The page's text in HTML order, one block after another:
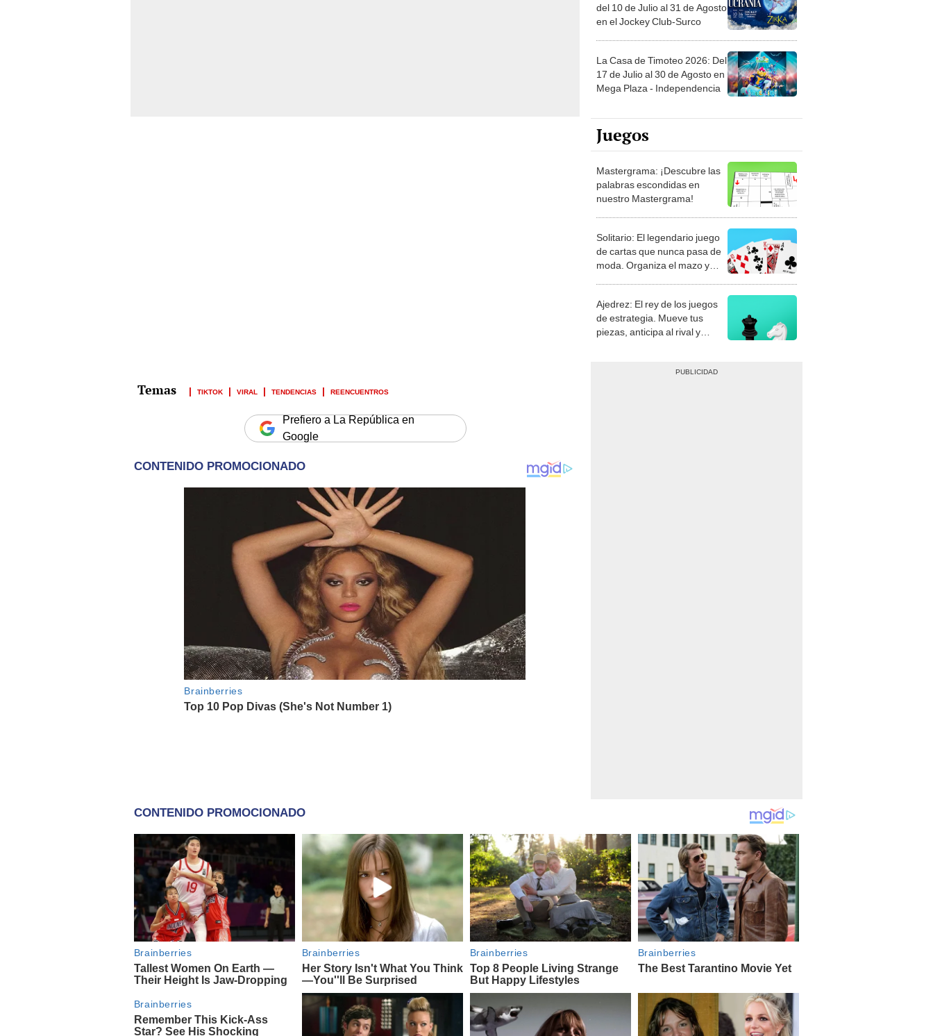
TIKTOK VIRAL TENDENCIAS REENCUENTROS
Prefiero a La República en
Google
del 10 de Julio al 31 de Agosto
en el Jockey Club-Surco
La Casa de Timoteo 2026: Del
17 de Julio al 30 de Agosto en
Mega Plaza - Independencia
Juegos
Mastergrama: ¡Descubre las
palabras escondidas en
nuestro Mastergrama!
Solitario: El legendario juego
de cartas que nunca pasa de
moda. Organiza el mazo y
Ajedrez: El rey de los juegos
de estrategia. Mueve tus
piezas, anticipa al rival y